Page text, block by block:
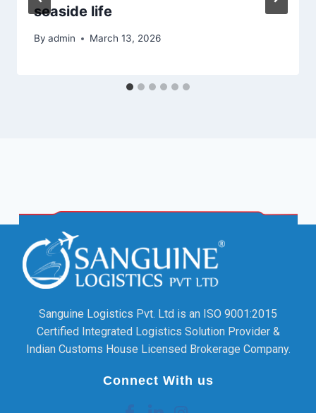
seaside life
By admin March 13, 2026
Sanguine Logistics Pvt. Ltd is an ISO 9001:2015
Certified Integrated Logistics Solution Provider &
Indian Customs House Licensed Brokerage Company.
Connect With us